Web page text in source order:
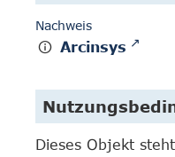
Nachweis
Arcinsys
Dieses Objekt